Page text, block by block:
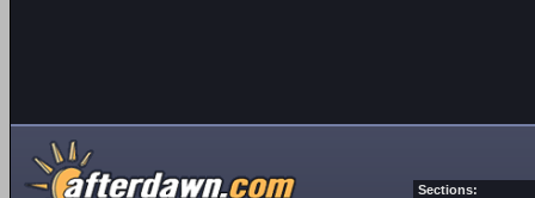
Sections: